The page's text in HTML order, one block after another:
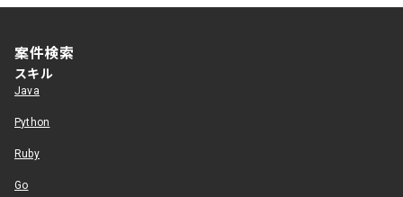
案件検索
スキル
Java
Python
Ruby
Go